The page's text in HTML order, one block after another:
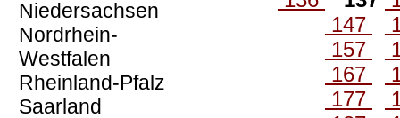
Niedersachsen
Nordrhein-
Westfalen
Rheinland-Pfalz
Saarland
147
157
167
177